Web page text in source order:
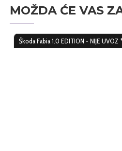
MOŽDA ĆE VAS
Škoda Fabia 1.0 EDITION - NIJE UVOZ